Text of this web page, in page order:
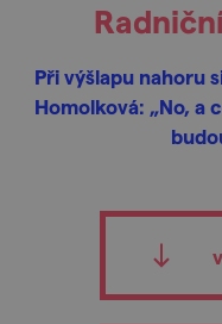
Při výšlapu nahoru
Homolková: „No, a